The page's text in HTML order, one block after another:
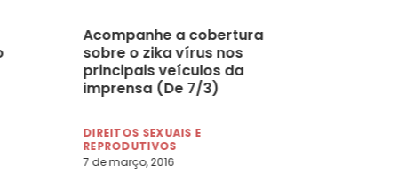
Acompanhe a cobertura
sobre o zika vírus nos
principais veículos da
imprensa (De 7/3)
DIREITOS SEXUAIS E
REPRODUTIVOS
7 de março, 2016